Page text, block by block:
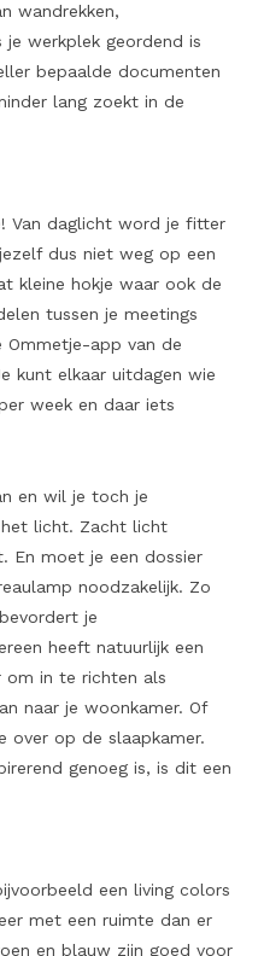
wandrekken,
je werkplek geordend is
bepaalde documenten
lang zoekt in de
Van daglicht word je fitter
dus niet weg op een
kleine hokje waar ook de
tussen je meetings
Ommetje-app van de
kunt elkaar uitdagen wie
week en daar iets
en wil je toch je
licht. Zacht licht
En moet je een dossier
noodzakelijk. Zo
je
heeft natuurlijk een
om in te richten als
naar je woonkamer. Of
over op de slaapkamer.
genoeg is, is dit een
een living colors
met een ruimte dan er
en blauw zijn goed voor